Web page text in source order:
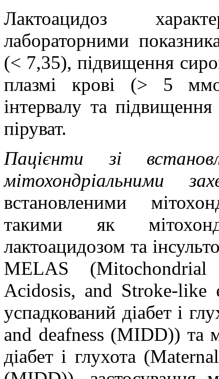
Лактоацидоз
лабораторними
(< 7,35), підвищення
плазмі крові (> 5
інтервалу та
піруват.
Пацієнти зі
мітохондріальними
встановленими
такими як
лактоацидозом та
MELAS (Mitochondrial
Acidosis, and Stroke-like
успадкований діабеті
and deafness (MIDD)) та
діабет і глухота (Maternal